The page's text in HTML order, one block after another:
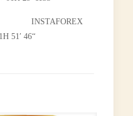
INSTAFOREX
51′ 46“